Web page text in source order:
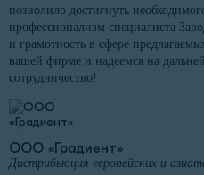
позволило достигнуть
профессионализм специалиста
и грамотность в сфере
вашей фирме и надеемся на
сотрудничество!
ООО «Градиент»
Дистрибьюция европейских и